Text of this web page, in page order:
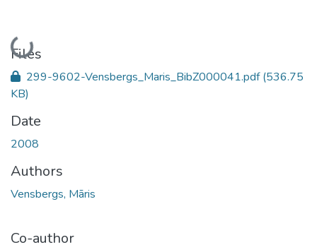
Loading...
Files
299-9602-Vensbergs_Maris_BibZ000041.pdf(536.75
KB)
Date
2008
Authors
Vensbergs, Māris
Co-author